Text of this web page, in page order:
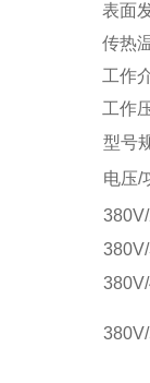
表面
传热
工作
工作
型号
电压/